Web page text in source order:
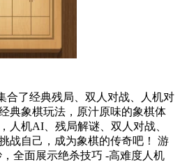
合了经典残局、双人对战、人机对
典象棋玩法，原汁原味的象棋体
人机AI、残局解谜、双人对战、
战自己，成为象棋的传奇吧！ 游
全面展示绝杀技巧 -高难度人机